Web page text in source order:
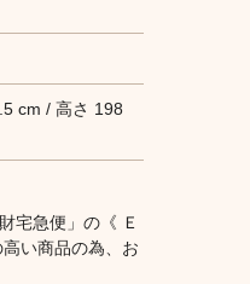
cm / 高さ 198
宅急便」の《 Ｅ
い商品の為、お